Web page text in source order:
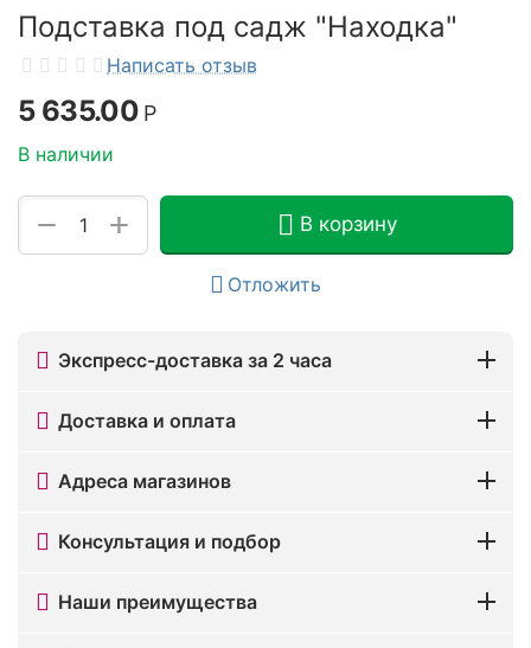
Подставка под садж "Находка"
Написать отзыв
5 635.00 Р
В наличии
+
− В корзину
Отложить
Экспресс-доставка за 2 часа
Доставка и оплата
Адреса магазинов
Консультация и подбор
Наши преимущества